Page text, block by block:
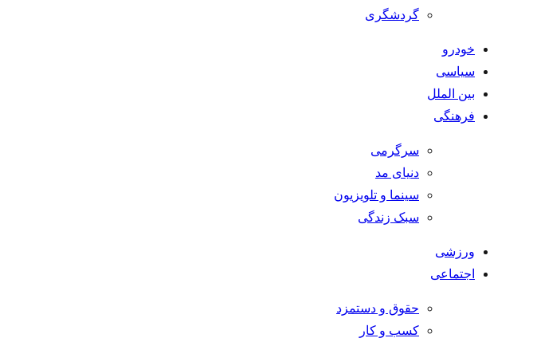
گردشگری
خودرو
سیاسی
بین الملل
فرهنگی
سرگرمی
دنیای مد
سینما و تلویزیون
سبک زندگی
ورزشی
اجتماعی
حقوق و دستمزد
کسب و کار